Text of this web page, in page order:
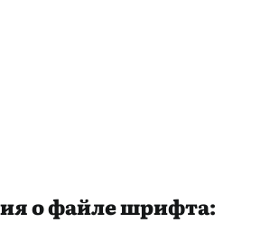
о файле шрифта: